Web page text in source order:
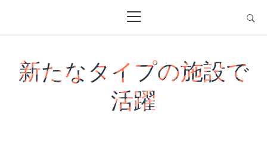
Menu
新たなタイプの施設で
活躍